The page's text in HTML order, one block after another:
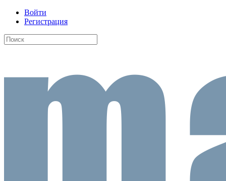
Войти
Регистрация